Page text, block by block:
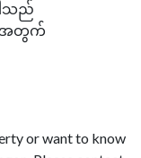
ါသည်
အတွက်
or want to know